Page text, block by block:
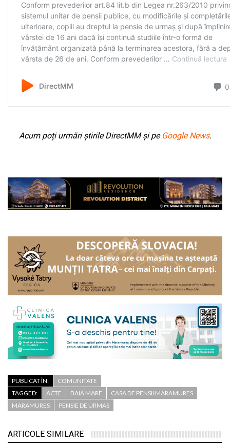
Acum poți urmări știrile DirectMM și pe Google News.
PUBLICAT ÎN:
COMUNITATE
TAGGED:
ACTE BAIA MARE
CASA DE PENSII MARAMURES
MARAMURES
PENSIE DE URMAS
ARTICOLE SIMILARE